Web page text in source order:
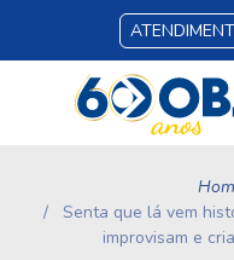
Senta que lá vem
improvisam e